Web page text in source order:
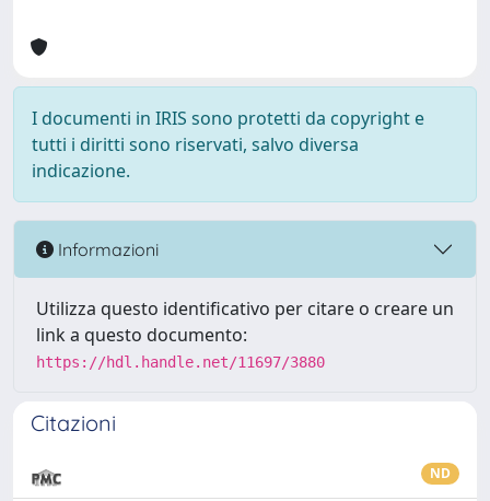
I documenti in IRIS sono protetti da copyright e
tutti i diritti sono riservati, salvo diversa
indicazione.
Informazioni
Utilizza questo identificativo per citare o creare un
link a questo documento:
https://hdl.handle.net/11697/3880
Citazioni
ND